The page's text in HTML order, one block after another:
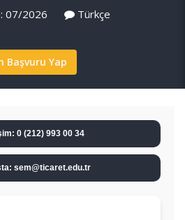
07/2026
Türkçe
Başvuru Yap
0 (212) 993 00 34
sem@ticaret.edu.tr